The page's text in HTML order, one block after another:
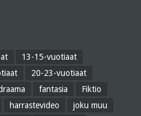
13-15-vuotiaat
20-23-vuotiaat
fantasia
Fiktio
harrastevideo
joku muu